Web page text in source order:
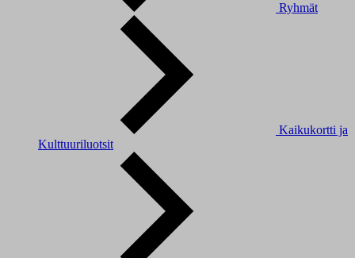
Ryhmät
Kaikukortti ja
Kulttuuriluotsit